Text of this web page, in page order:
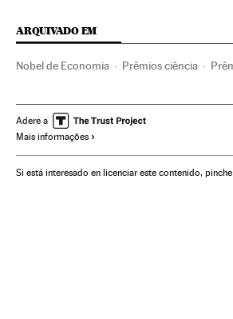
ARQUIVADO EM
Nobel de Economia Prêmios ciência
Angus Deaton
Adere a
Mais informações
Si está interesado en licenciar este contenido, pinche